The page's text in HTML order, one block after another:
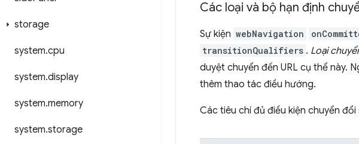
storage
system.cpu
system.display
system.memory
system.storage
Các loại và bộ hạn định
Sự kiện webNavigation
transitionQualifiers . Loại
duyệt chuyển đến URL cụ thể này.
thêm thao tác điều hướng.
Các tiêu chí đủ điều kiện chuyển